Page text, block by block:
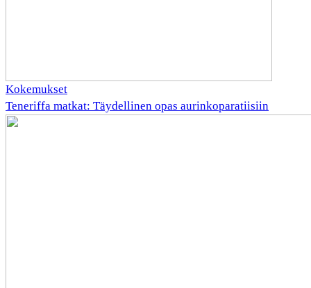
Kokemukset
Teneriffa matkat: Täydellinen opas aurinkoparatiisiin